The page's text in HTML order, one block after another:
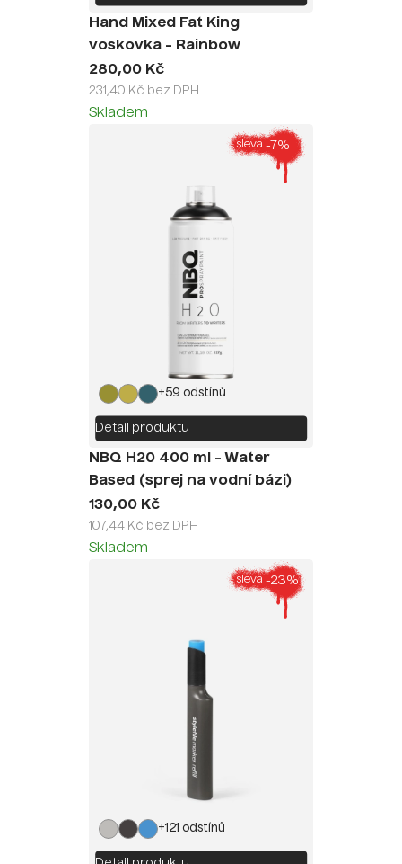
Hand Mixed Fat King
voskovka - Rainbow
280,00 Kč
231,40 Kč bez DPH
Skladem
sleva -7%
+59 odstínů
Detail produktu
NBQ H20 400 ml - Water
Based (sprej na vodní bázi)
130,00 Kč
107,44 Kč bez DPH
Skladem
sleva -23%
+121 odstínů